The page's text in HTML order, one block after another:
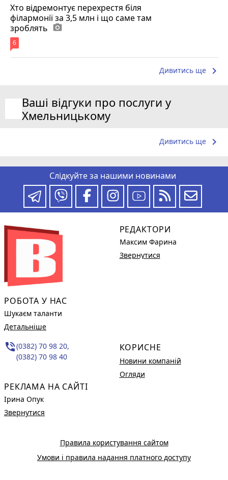
Хто відремонтує перехрестя біля
філармонії за 3,5 млн і що саме там
зроблять photo_camera
6
Дивитись ще keyboard_arrow_right
Ваші відгуки про послуги у
Хмельницькому
Дивитись ще keyboard_arrow_right
Слідкуйте за нашими новинами
РОБОТА У НАС
Шукаєм таланти
Детальніше
phone_in_talk(0382) 70 98 20,
(0382) 70 98 40
РЕКЛАМА НА САЙТІ
Ірина Опук
Звернутися
РЕДАКТОРИ
Максим Фарина
Звернутися
КОРИСНЕ
Новини компаній
Огляди
Правила користування сайтом
Умови і правила надання платного доступу